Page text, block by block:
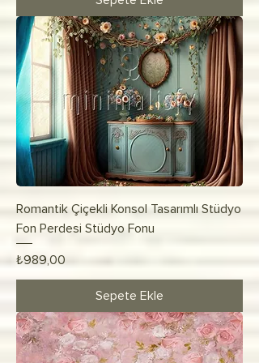
Romantik Çiçekli Konsol Tasarımlı Stüdyo
Fon Perdesi Stüdyo Fonu
Fiyat
₺989,00
Sepete Ekle